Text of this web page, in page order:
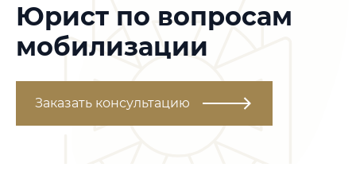
Юрист по вопросам
мобилизации
Заказать консультацию